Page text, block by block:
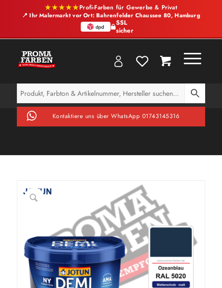
★★★★★Profi-Farben für Gewerbe & Privat
📍 Ihr Malermarkt vor Ort: Bahrenfelder Chaussee 80, Hamburg
SSL
sicher
Kontaktiere uns über WhatsApp 01743145316